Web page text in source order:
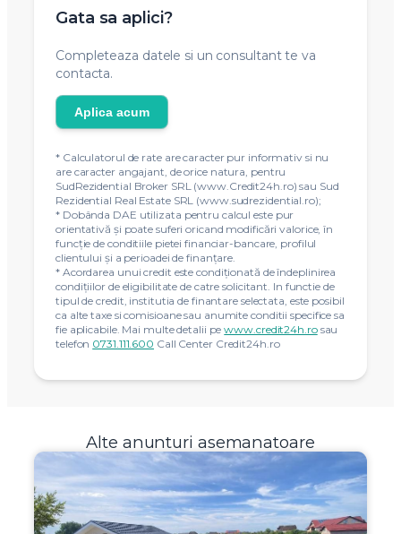
Gata sa aplici?
Completeaza datele si un consultant te va
contacta.
Aplica acum
* Calculatorul de rate are caracter pur informativ si nu
are caracter angajant, de orice natura, pentru
SudRezidential Broker SRL (www.Credit24h.ro) sau Sud
Rezidential Real Estate SRL (www.sudrezidential.ro);
* Dobânda DAE utilizata pentru calcul este pur
orientativă și poate suferi oricand modificări valorice, în
funcție de conditiile pietei financiar-bancare, profilul
clientului și a perioadei de finanțare.
* Acordarea unui credit este condiţionată de îndeplinirea
condiţiilor de eligibilitate de catre solicitant. In functie de
tipul de credit, institutia de finantare selectata, este posibil
ca alte taxe si comisioane sau anumite conditii specifice sa
fie aplicabile. Mai multe detalii pewww.credit24h.rosau
telefon 0731.111.600 Call Center Credit24h.ro
Alte anunturi asemanatoare